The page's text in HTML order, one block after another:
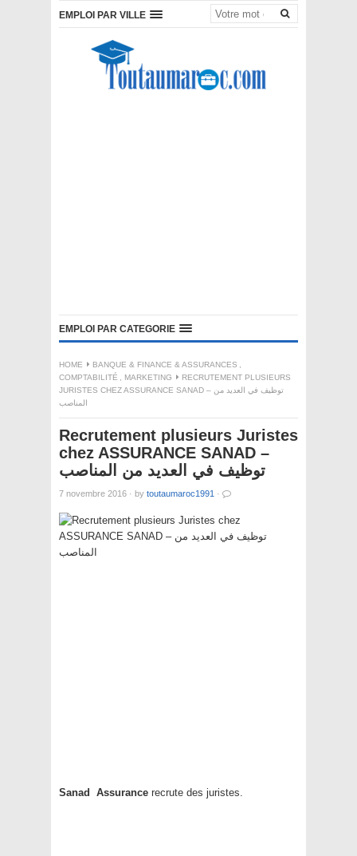
EMPLOI PAR VILLE
EMPLOI PAR CATEGORIE
HOME BANQUE & FINANCE & ASSURANCES ,
COMPTABILITÉ , MARKETING
RECRUTEMENT PLUSIEURS
JURISTES CHEZ ASSURANCE SANAD – توظيف في العديد من
المناصب
Recrutement plusieurs Juristes
chez ASSURANCE SANAD –
توظيف في العديد من المناصب
7 novembre 2016 · by toutaumaroc1991 ·
Sanad Assurance recrute des juristes.